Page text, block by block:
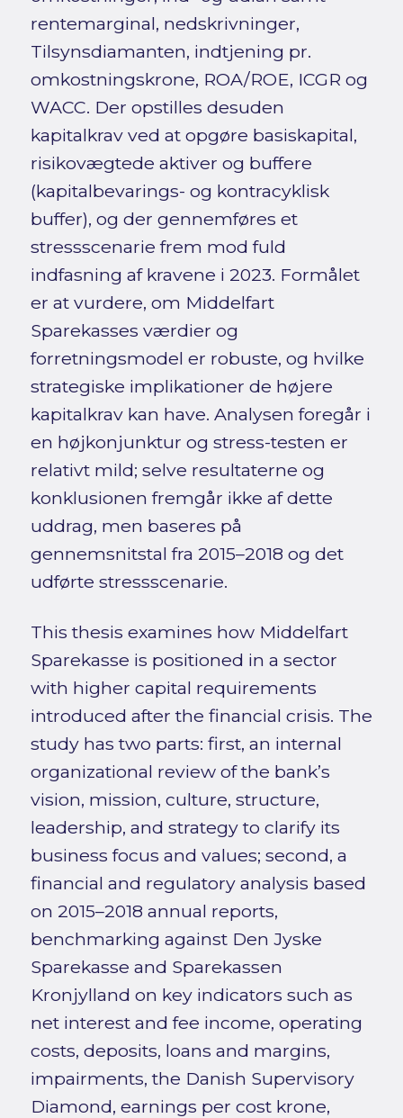
rentemarginal, nedskrivninger,
Tilsynsdiamanten, indtjening pr.
omkostningskrone, ROA/ROE, ICGR og
WACC. Der opstilles desuden
kapitalkrav ved at opgøre basiskapital,
risikovægtede aktiver og buffere
(kapitalbevarings- og kontracyklisk
buffer), og der gennemføres et
stressscenarie frem mod fuld
indfasning af kravene i 2023. Formålet
er at vurdere, om Middelfart
Sparekasses værdier og
forretningsmodel er robuste, og hvilke
strategiske implikationer de højere
kapitalkrav kan have. Analysen foregår i
en højkonjunktur og stress-testen er
relativt mild; selve resultaterne og
konklusionen fremgår ikke af dette
uddrag, men baseres på
gennemsnitstal fra 2015–2018 og det
udførte stressscenarie.
This thesis examines how Middelfart
Sparekasse is positioned in a sector
with higher capital requirements
introduced after the financial crisis. The
study has two parts: first, an internal
organizational review of the bank’s
vision, mission, culture, structure,
leadership, and strategy to clarify its
business focus and values; second, a
financial and regulatory analysis based
on 2015–2018 annual reports,
benchmarking against Den Jyske
Sparekasse and Sparekassen
Kronjylland on key indicators such as
net interest and fee income, operating
costs, deposits, loans and margins,
impairments, the Danish Supervisory
Diamond, earnings per cost krone,